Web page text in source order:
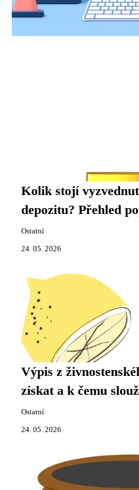
Kolik stojí
depozitu? Přehled
Ostatní
24. 05. 2026
Výpis z
získat a k čemu
Ostatní
24. 05. 2026